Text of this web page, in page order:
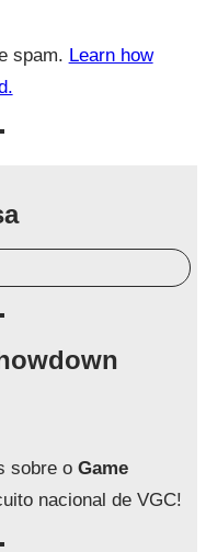
spam. Learn how
sobre o Game
nacional de VGC!